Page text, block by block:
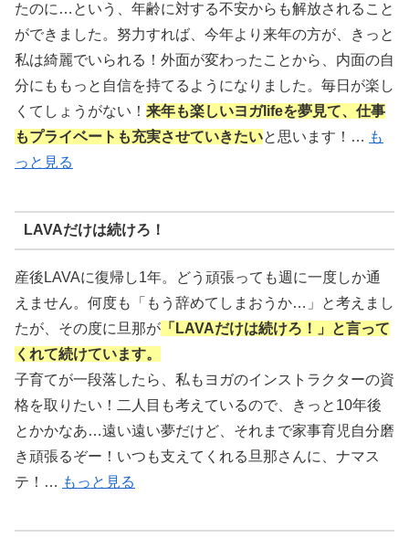
たのに…という、年齢に対する不安からも解放されること
ができました。努力すれば、今年より来年の方が、きっと
私は綺麗でいられる！外面が変わったことから、内面の自
分にももっと自信を持てるようになりました。毎日が楽し
くてしょうがない！ 来年も楽しいヨガlifeを夢見て、仕事
もプライベートも充実させていきたいと思います！… も
っと見る
LAVAだけは続けろ！
産後LAVAに復帰し1年。どう頑張っても週に一度しか通
えません。何度も「もう辞めてしまおうか…」と考えまし
たが、その度に旦那が 「LAVAだけは続けろ！」と言って
くれて続けています。
子育てが一段落したら、私もヨガのインストラクターの資
格を取りたい！二人目も考えているので、きっと10年後
とかかなあ…遠い遠い夢だけど、それまで家事育児自分磨
き頑張るぞー！いつも支えてくれる旦那さんに、ナマス
テ！… もっと見る